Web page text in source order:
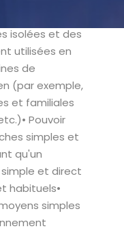
isolées et des
utilisées en
de
(par exemple,
et familiales
Pouvoir
simples et
qu'un
et direct
habituels•
simples